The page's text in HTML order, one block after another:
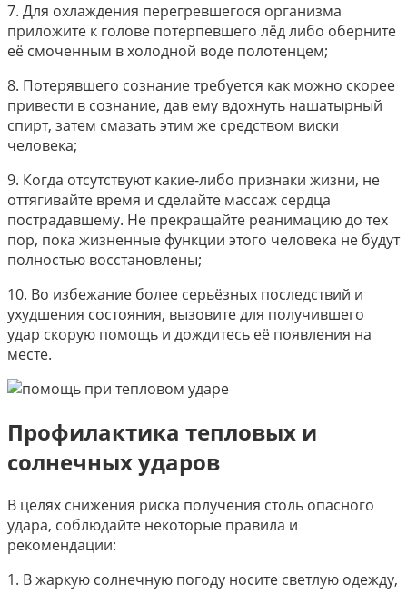
7. Для охлаждения перегревшегося организма
приложите к голове потерпевшего лёд либо оберните
её смоченным в холодной воде полотенцем;
8. Потерявшего сознание требуется как можно скорее
привести в сознание, дав ему вдохнуть нашатырный
спирт, затем смазать этим же средством виски
человека;
9. Когда отсутствуют какие-либо признаки жизни, не
оттягивайте время и сделайте массаж сердца
пострадавшему. Не прекращайте реанимацию до тех
пор, пока жизненные функции этого человека не будут
полностью восстановлены;
10. Во избежание более серьёзных последствий и
ухудшения состояния, вызовите для получившего
удар скорую помощь и дождитесь её появления на
месте.
Профилактика тепловых и
солнечных ударов
В целях снижения риска получения столь опасного
удара, соблюдайте некоторые правила и
рекомендации:
1. В жаркую солнечную погоду носите светлую одежду,